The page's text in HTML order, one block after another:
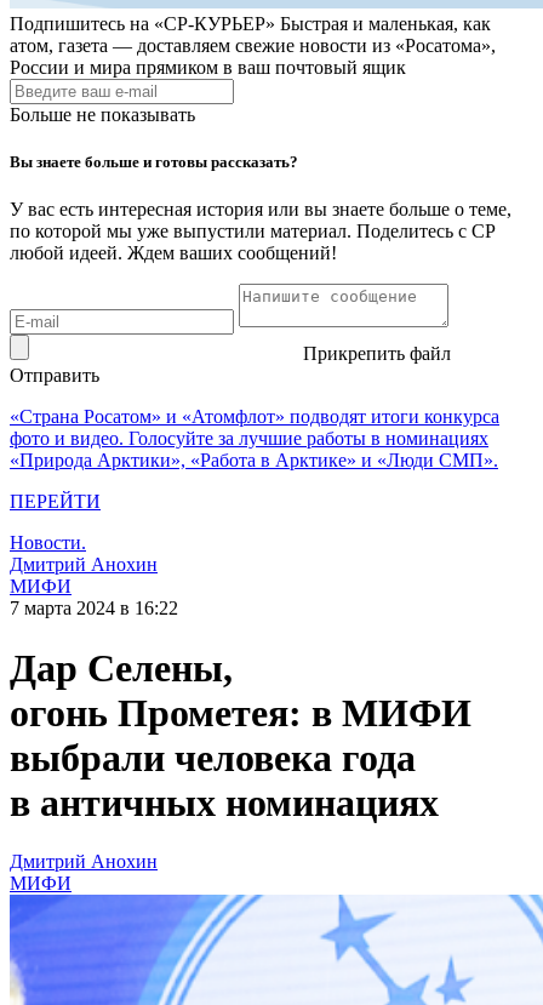
Подпишитесь на «СР-КУРЬЕР» Быстрая и маленькая, как
атом, газета — доставляем свежие новости из «Росатома»,
России и мира прямиком в ваш почтовый ящик
Больше не показывать
Вы знаете больше и готовы рассказать?
У вас есть интересная история или вы знаете больше о теме,
по которой мы уже выпустили материал. Поделитесь с СР
любой идеей. Ждем ваших сообщений!
Прикрепить файл
Отправить
«Страна Росатом» и «Атомфлот» подводят итоги конкурса
фото и видео. Голосуйте за лучшие работы в номинациях
«Природа Арктики», «Работа в Арктике» и «Люди СМП».
ПЕРЕЙТИ
Новости.
Дмитрий Анохин
МИФИ
7 марта 2024 в 16:22
Дар Селены,
огонь Прометея: в МИФИ
выбрали человека года
в античных номинациях
Дмитрий Анохин
МИФИ